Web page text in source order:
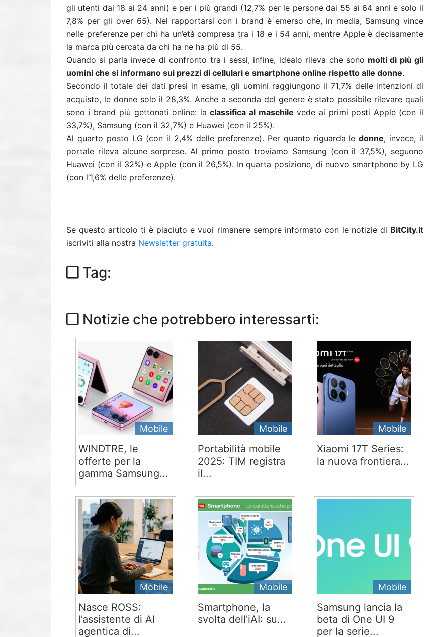
gli utenti dai 18 ai 24 anni) e per i più grandi (12,7% per le persone dai 55 ai 64 anni e solo il
7,8% per gli over 65). Nel rapportarsi con i brand è emerso che, in media, Samsung vince
nelle preferenze per chi ha un’età compresa tra i 18 e i 54 anni, mentre Apple è decisamente
la marca più cercata da chi ha ne ha più di 55.
Quando si parla invece di confronto tra i sessi, infine, idealo rileva che sono molti di più gli
uomini che si informano sui prezzi di cellulari e smartphone online rispetto alle donne.
Secondo il totale dei dati presi in esame, gli uomini raggiungono il 71,7% delle intenzioni di
acquisto, le donne solo il 28,3%. Anche a seconda del genere è stato possibile rilevare quali
sono i brand più gettonati online: laclassifica al maschile vede ai primi posti Apple (con il
33,7%), Samsung (con il 32,7%) e Huawei (con il 25%).
Al quarto posto LG (con il 2,4% delle preferenze). Per quanto riguarda ledonne, invece, il
portale rileva alcune sorprese. Al primo posto troviamo Samsung (con il 37,5%), seguono
Huawei (con il 32%) e Apple (con il 26,5%). In quarta posizione, di nuovo smartphone by LG
(con l’1,6% delle preferenze).
Se questo articolo ti è piaciuto e vuoi rimanere sempre informato con le notizie di BitCity.it
iscriviti alla nostra Newsletter gratuita.
Tag:
Notizie che potrebbero interessarti:
Mobile
WINDTRE, le
offerte per la
gamma Samsung...
Mobile
Portabilità mobile
2025: TIM registra
il...
Mobile
Xiaomi 17T Series:
la nuova frontiera...
Mobile
Nasce ROSS:
l’assistente di AI
agentica di...
Mobile
Smartphone, la
svolta dell'iAI: su...
Mobile
Samsung lancia la
beta di One UI 9
per la serie...